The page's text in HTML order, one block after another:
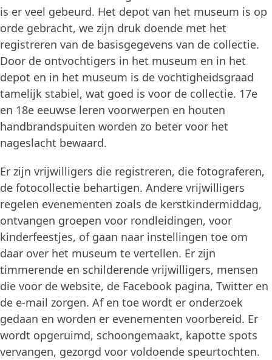
is er veel gebeurd. Het depot van het museum is op
orde gebracht, we zijn druk doende met het
registreren van de basisgegevens van de collectie.
Door de ontvochtigers in het museum en in het
depot en in het museum is de vochtigheidsgraad
tamelijk stabiel, wat goed is voor de collectie. 17e
en 18e eeuwse leren voorwerpen en houten
handbrandspuiten worden zo beter voor het
nageslacht bewaard.
Er zijn vrijwilligers die registreren, die fotograferen,
de fotocollectie behartigen. Andere vrijwilligers
regelen evenementen zoals de kerstkindermiddag,
ontvangen groepen voor rondleidingen, voor
kinderfeestjes, of gaan naar instellingen toe om
daar over het museum te vertellen. Er zijn
timmerende en schilderende vrijwilligers, mensen
die voor de website, de Facebook pagina, Twitter en
de e-mail zorgen. Af en toe wordt er onderzoek
gedaan en worden er evenementen voorbereid. Er
wordt opgeruimd, schoongemaakt, kapotte spots
vervangen, gezorgd voor voldoende speurtochten.